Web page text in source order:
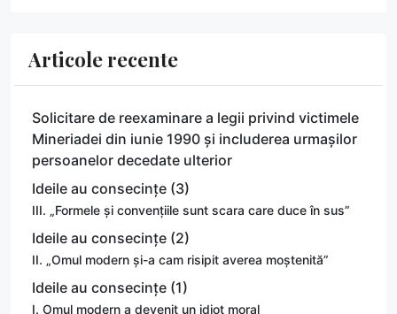
Articole recente
Solicitare de reexaminare a legii privind victimele
Mineriadei din iunie 1990 și includerea urmașilor
persoanelor decedate ulterior
Ideile au consecințe (3)
III. „Formele și convențiile sunt scara care duce în sus”
Ideile au consecințe (2)
II. „Omul modern și-a cam risipit averea moștenită”
Ideile au consecințe (1)
I. Omul modern a devenit un idiot moral